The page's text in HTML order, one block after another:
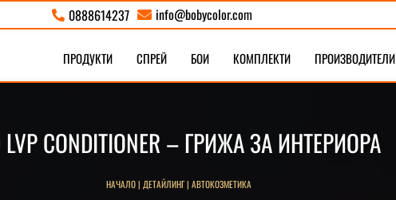
 0888614237  info@bobycolor.com
ПРОДУКТИ СПРЕЙ БОИ КОМПЛЕКТИ ПРОИЗВОДИТЕЛИ
CONDITIONER – ГРИЖА ЗА ИНТЕРИОРА
НАЧАЛО| ДЕТАЙЛИНГ| АВТОКОЗМЕТИКА